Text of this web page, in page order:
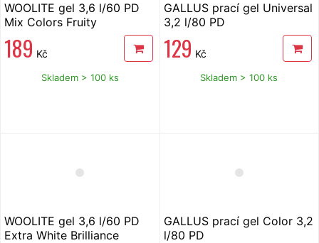
WOOLITE gel 3,6 l/60 PD
Mix Colors Fruity
189 Kč
Skladem > 100 ks
GALLUS prací gel Universal
3,2 l/80 PD
129 Kč
Skladem > 100 ks
WOOLITE gel 3,6 l/60 PD
Extra White Brilliance
GALLUS prací gel Color 3,2
l/80 PD